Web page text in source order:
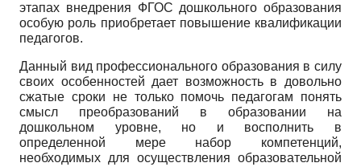
этапах внедрения ФГОС дошкольного образования
особую роль приобретает повышение квалификации
педагогов.
Данный вид профессионального образования в силу
своих особенностей дает возможность в довольно
сжатые сроки не только помочь педагогам понять
смысл преобразований в образовании на
дошкольном уровне, но и восполнить в
определенной мере набор компетенций,
необходимых для осуществления образовательной